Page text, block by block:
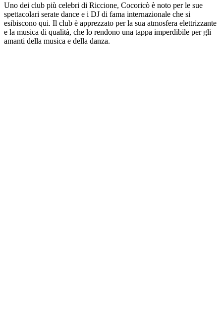
Uno dei club più celebri di Riccione, Cocoricò è noto per le sue
spettacolari serate dance e i DJ di fama internazionale che si
esibiscono qui. Il club è apprezzato per la sua atmosfera elettrizzante
e la musica di qualità, che lo rendono una tappa imperdibile per gli
amanti della musica e della danza.